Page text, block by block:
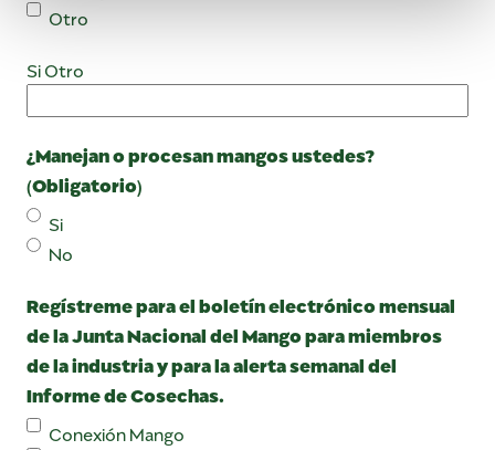
Otro
Si Otro
¿Manejan o procesan mangos ustedes?
(Obligatorio)
Si
No
Regístreme para el boletín electrónico mensual
de la Junta Nacional del Mango para miembros
de la industria y para la alerta semanal del
Informe de Cosechas.
Conexión Mango